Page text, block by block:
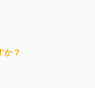
か？